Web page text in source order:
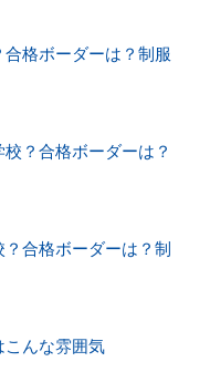
格ボーダーは？制服
？合格ボーダーは？
合格ボーダーは？制
こんな雰囲気